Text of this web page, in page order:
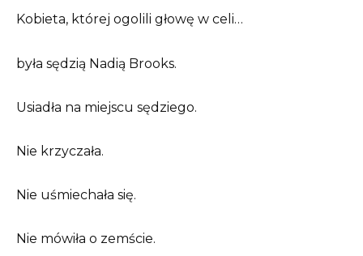
Kobieta, której ogolili głowę w celi…
była sędzią Nadią Brooks.
Usiadła na miejscu sędziego.
Nie krzyczała.
Nie uśmiechała się.
Nie mówiła o zemście.